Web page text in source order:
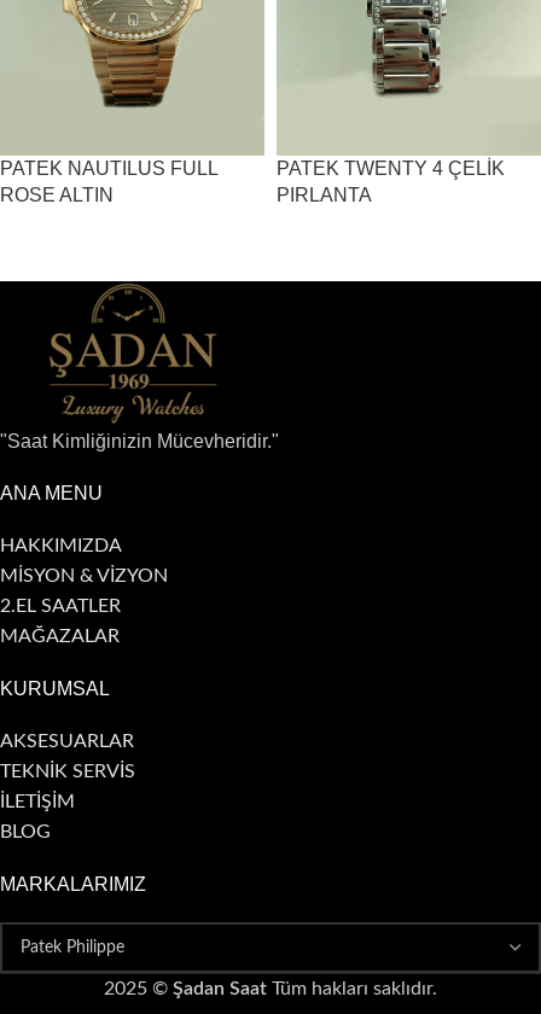
PATEK NAUTILUS FULL
ROSE ALTIN
PATEK TWENTY 4 ÇELİK
PIRLANTA
"Saat Kimliğinizin Mücevheridir."
ANA MENU
HAKKIMIZDA
MİSYON & VİZYON
2.EL SAATLER
MAĞAZALAR
KURUMSAL
AKSESUARLAR
TEKNİK SERVİS
İLETİŞİM
BLOG
MARKALARIMIZ
2025 © Şadan Saat Tüm hakları saklıdır.